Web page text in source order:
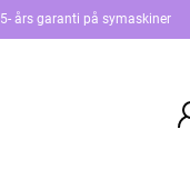
5- års garanti på symaskiner